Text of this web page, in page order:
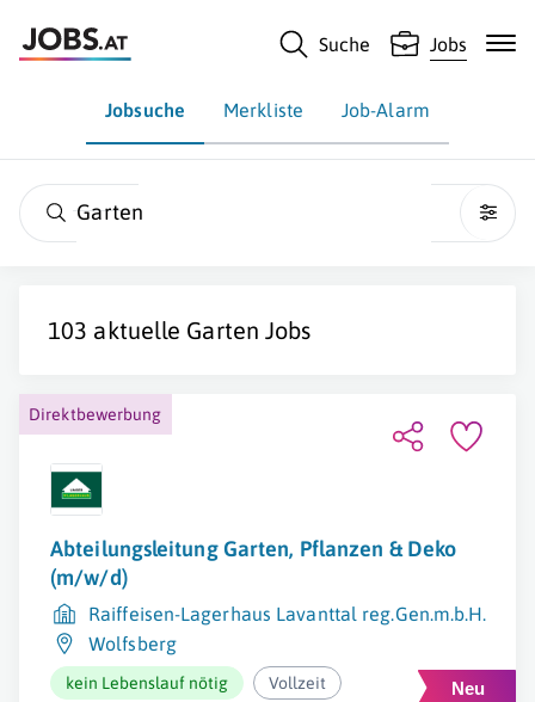
Suche Jobs
Jobsuche Merkliste Job-Alarm
Garten
103 aktuelle Garten Jobs
Direktbewerbung
Abteilungsleitung Garten, Pflanzen & Deko
(m/w/d)
Raiffeisen-Lagerhaus Lavanttal reg.Gen.m.b.H.
Wolfsberg
kein Lebenslauf nötig Vollzeit